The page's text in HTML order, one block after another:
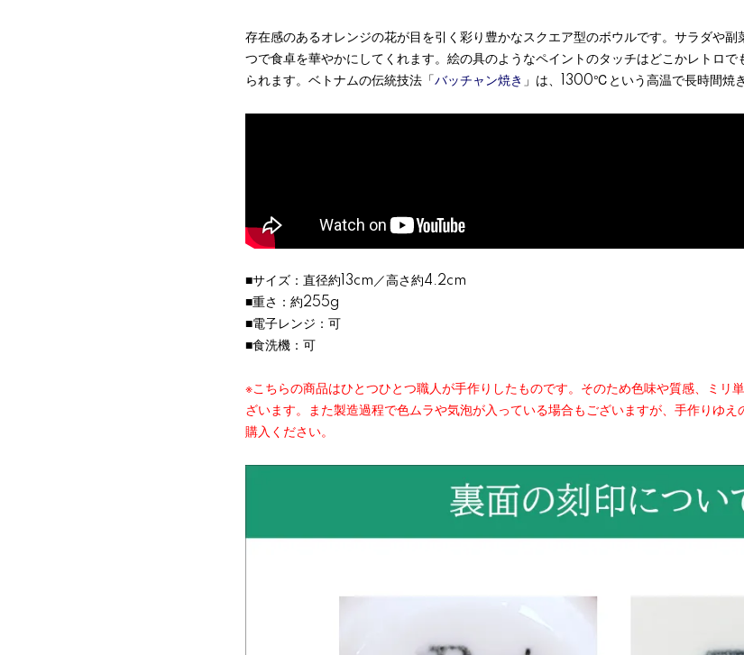
存在感のあるオレンジの花が目を引く彩り豊かなスクエア型のボウルです。サラダや副
つで食卓を華やかにしてくれます。絵の具のようなペイントのタッチはどこかレトロ
られます。ベトナムの伝統技法「 バッチャン焼き 」は、1300℃という高温で長時間焼
■サイズ：直径約13cm／高さ約4.2cm
■重さ：約255g
■電子レンジ：可
■食洗機：可
※こちらの商品はひとつひとつ職人が手作りしたものです。そのため色味や質感、ミリ
ざいます。また製造過程で色ムラや気泡が入っている場合もございますが、手作りゆ
購入ください。